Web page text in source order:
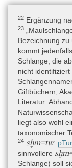
22 Ergänzung
23
Bezeichnung
kommt
Schlange, die
nicht
Giftbüchern,
Literatur:
liegt also wohl
taxonomischer
24 sḫm=tw:
sinnvollere
Schlange) soll